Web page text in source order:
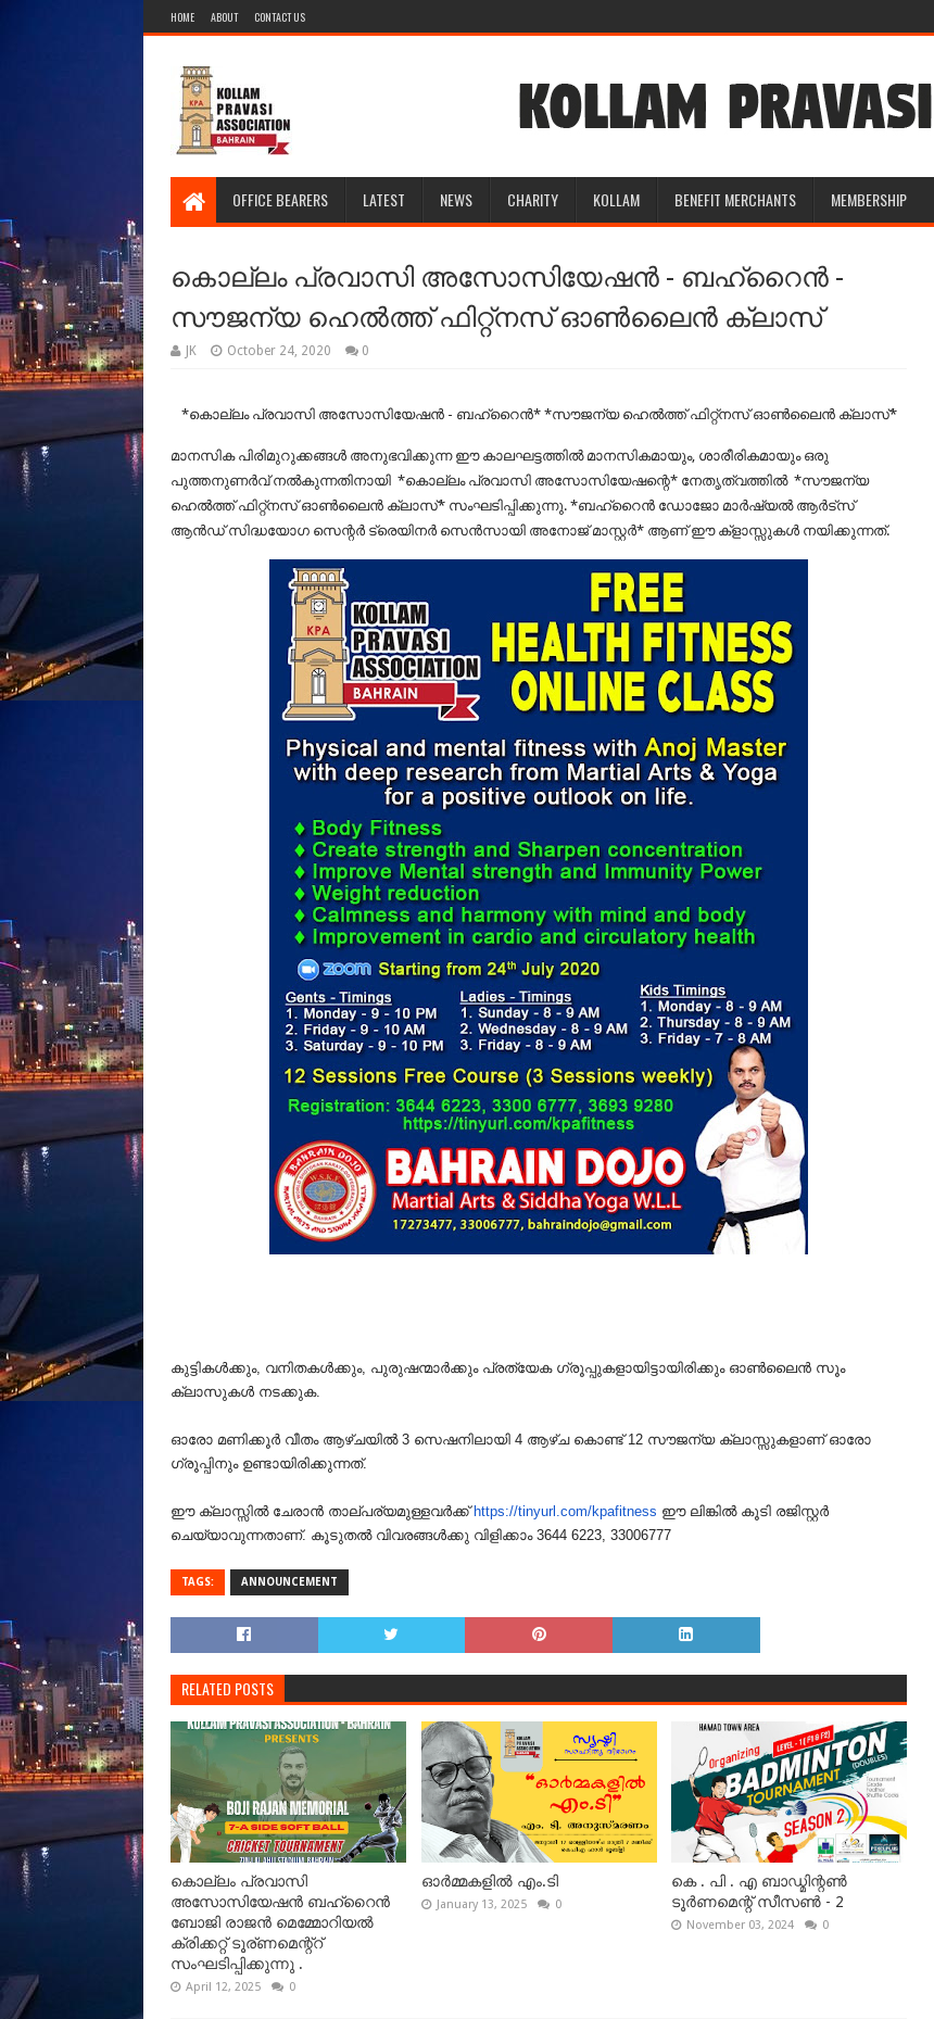
HOME ABOUT CONTACT US
OFFICE BEARERS LATEST NEWS CHARITY KOLLAM BENEFIT MERCHANTS MEMBERSHIP
കൊല്ലം പ്രവാസി അസോസിയേഷൻ - ബഹ്‌റൈൻ -
സൗജന്യ ഹെൽത്ത് ഫിറ്റ്നസ് ഓൺലൈൻ ക്ലാസ്
JK October 24, 2020 0
*കൊല്ലം പ്രവാസി അസോസിയേഷൻ - ബഹ്‌റൈൻ* *സൗജന്യ ഹെൽത്ത് ഫിറ്റ്നസ് ഓൺലൈൻ ക്ലാസ്*
മാനസിക പിരിമുറുക്കങ്ങൾ അനുഭവിക്കുന്ന ഈ കാലഘട്ടത്തിൽ മാനസികമായും, ശാരീരികമായും ഒരു
പുത്തനുണർവ് നൽകുന്നതിനായി *കൊല്ലം പ്രവാസി അസോസിയേഷന്റെ* നേതൃത്വത്തിൽ *സൗജന്യ
ഹെൽത്ത് ഫിറ്റ്നസ് ഓൺലൈൻ ക്ലാസ്* സംഘടിപ്പിക്കുന്നു. *ബഹ്‌റൈൻ ഡോജോ മാർഷ്യൽ ആർട്സ്
ആൻഡ് സിദ്ധയോഗ സെന്റർ ട്രെയിനർ സെൻസായി അനോജ് മാസ്റ്റർ* ആണ് ഈ ക്‌ളാസ്സുകൾ നയിക്കുന്നത്.
കുട്ടികൾക്കും, വനിതകൾക്കും, പുരുഷന്മാർക്കും പ്രത്യേക ഗ്രൂപ്പുകളായിട്ടായിരിക്കും ഓൺലൈൻ സൂം
ക്ലാസുകൾ നടക്കുക.
ഓരോ മണിക്കൂർ വീതം ആഴ്ചയിൽ 3 സെഷനിലായി 4 ആഴ്ച കൊണ്ട് 12 സൗജന്യ ക്ലാസ്സുകളാണ് ഓരോ
ഗ്രൂപ്പിനും ഉണ്ടായിരിക്കുന്നത്.
ഈ ക്ലാസ്സിൽ ചേരാൻ താല്പര്യമുള്ളവർക്ക് https://tinyurl.com/kpafitness ഈ ലിങ്കിൽ കൂടി രജിസ്റ്റർ
ചെയ്യാവുന്നതാണ്. കൂടുതൽ വിവരങ്ങൾക്കു വിളിക്കാം 3644 6223, 33006777
TAGS: ANNOUNCEMENT
RELATED POSTS
കൊല്ലം പ്രവാസി
അസോസിയേഷൻ ബഹ്‌റൈൻ
ബോജി രാജൻ മെമ്മോറിയൽ
ക്രിക്കറ്റ് ടൂര്ണമെന്റ്റ്
സംഘടിപ്പിക്കുന്നു .
April 12, 2025 0
ഓർമ്മകളിൽ എം.ടി
January 13, 2025 0
കെ . പി . എ ബാഡ്മിന്റൺ
ടൂർണമെന്റ് സീസൺ - 2
November 03, 2024 0